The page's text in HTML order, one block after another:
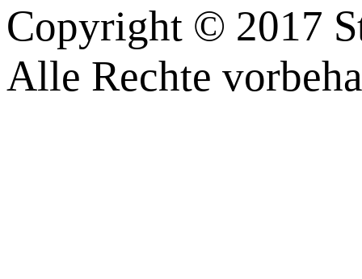
Copyright © 2017
Alle Rechte